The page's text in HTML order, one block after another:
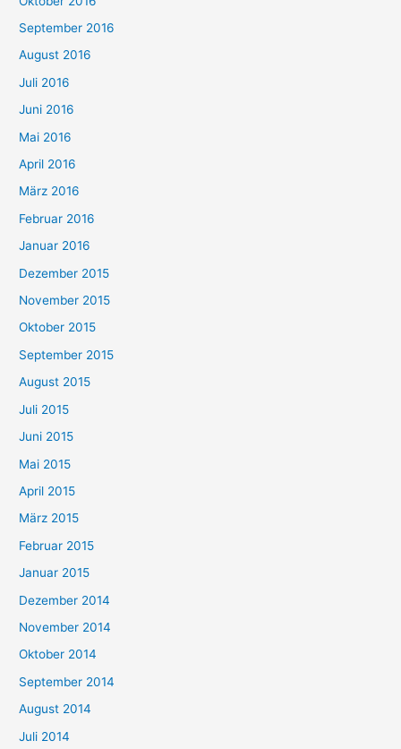
September 2016
August 2016
Juli 2016
Juni 2016
Mai 2016
April 2016
März 2016
Februar 2016
Januar 2016
Dezember 2015
November 2015
Oktober 2015
September 2015
August 2015
Juli 2015
Juni 2015
Mai 2015
April 2015
März 2015
Februar 2015
Januar 2015
Dezember 2014
November 2014
Oktober 2014
September 2014
August 2014
Juli 2014